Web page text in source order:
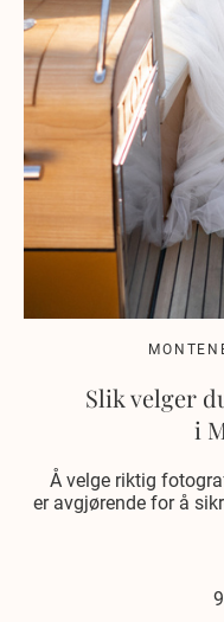
Slik velger
i
Å velge riktig
er avgjørende for å